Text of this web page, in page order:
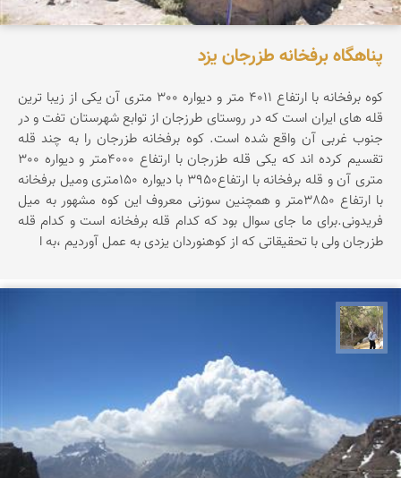
پناهگاه برفخانه طزرجان یزد
کوه برفخانه با ارتفاع 4011 متر و دیواره 300 متری آن یکی از زیبا ترین
قله های ایران است که در روستای طرزجان از توابع شهرستان تفت و در
جنوب غربی آن واقع شده است. کوه برفخانه طزرجان را به چند قله
تقسیم کرده اند که یکی قله طزرجان با ارتفاع 4000متر و دیواره 300
متری آن و قله برفخانه با ارتفاع3950 با دیواره 150متری ومیل برفخانه
با ارتفاع 3850متر و همچنین سوزنی معروف این کوه مشهور به میل
فریدونی.برای ما جای سوال بود که کدام قله برفخانه است و کدام قله
طزرجان ولی با تحقیقاتی که از کوهنوردان یزدی به عمل آوردیم ،به ا